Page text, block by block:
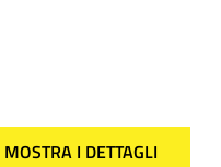
MOSTRA I DETTAGLI